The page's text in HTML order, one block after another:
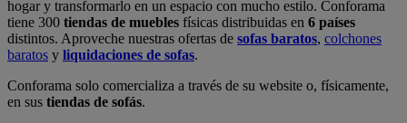
hogar y transformarlo en un espacio con mucho estilo. Conforama
tiene 300 tiendas de muebles físicas distribuidas en 6 países
distintos. Aproveche nuestras ofertas de sofas baratos, colchones
baratos y liquidaciones de sofas.
Conforama solo comercializa a través de su website o, físicamente,
en sus tiendas de sofás.